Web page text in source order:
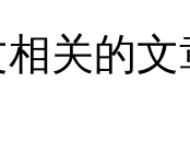
关的文